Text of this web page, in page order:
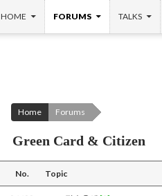
SKIP TO CONTENT
HOME FORUMS TALKS
Home Forums
Green Card & Citizen
No. Topic